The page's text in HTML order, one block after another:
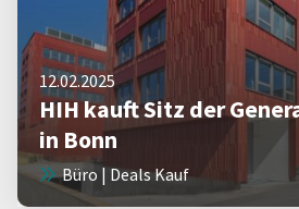
12.02.2025
HIH kauft Sitz der
in Bonn
Büro | Deals Kauf